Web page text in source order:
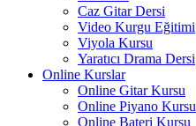
Caz Gitar Dersi
Video Kurgu Eğitimi
Viyola Kursu
Yaratıcı Drama Dersi
Online Kurslar
Online Gitar Kursu
Online Piyano Kursu
Online Bateri Kursu